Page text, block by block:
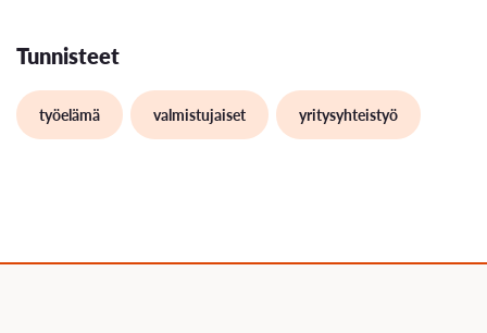
Tunnisteet
työelämä valmistujaiset yritysyhteistyö